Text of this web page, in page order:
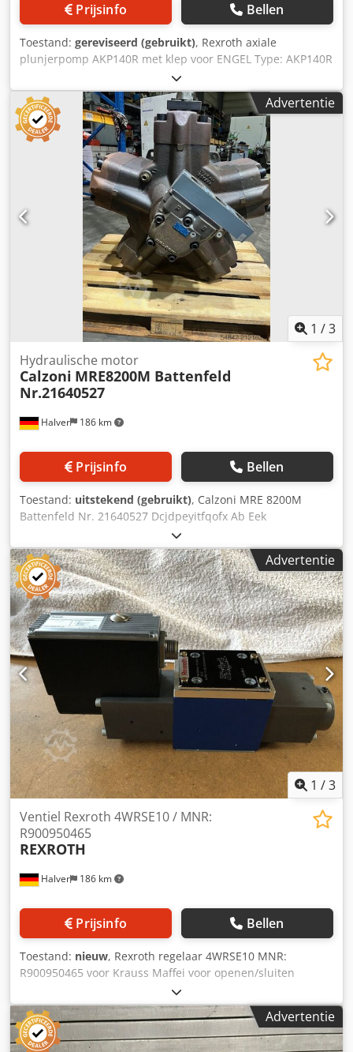
Prijsinfo Bellen
Toestand: gereviseerd (gebruikt), Rexroth axiale
plunjerpomp AKP140R met klep voor ENGEL Type: AKP140R
met klep Djdpfxswqgiyj Ab Esck Fabrikantnummer:
R901021899 Typecode: SYDFEE-20/140R
Advertentie
1 /3
Halver 186 km
Hydraulische motor
Calzoni MRE8200M Battenfeld
Nr.21640527
Prijsinfo Bellen
Toestand: uitstekend (gebruikt), Calzoni MRE 8200M
Battenfeld Nr. 21640527 Dcjdpeyitfqofx Ab Eek
Advertentie
1 /3
Halver 186 km
Ventiel Rexroth 4WRSE10 / MNR:
R900950465
REXROTH
Prijsinfo Bellen
Toestand: nieuw, Rexroth regelaar 4WRSE10 MNR:
R900950465 voor Krauss Maffei voor openen/sluiten
Advertentie